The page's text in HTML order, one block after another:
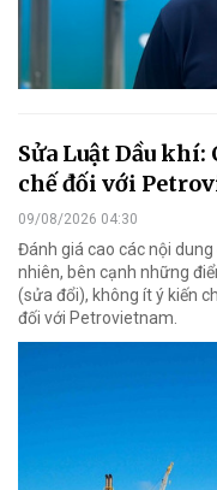
Sửa Luật Dầu
chế đối với
09/08/2026 04:30
Đánh giá cao các nội
nhiên, bên cạnh những
(sửa đổi), không ít ý kiến
đối với Petrovietnam.